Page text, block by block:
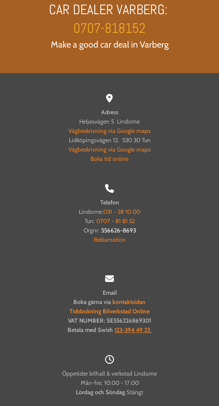
CAR DEALER VARBERG:
0707-818152
Make a good car deal in Varberg

Adress
Heljesvägen 5 Lindome
Vägbeskrivning via Google maps
Lidköpingsvägen 12, 530 30 Tun
Vägbeskrivning via Google maps
Boka tid online

Telefon
Lindome:031 - 28 10 00
Tun: 0707 - 81 81 52
Orgnr: 556626-8693
Reklamation

Email
Boka gärna via kontaktsidan
Tidsbokning Bilverkstad Online
VAT NUMBER: SE556226869301
Betala med Swish 123-394 49 23

Öppetider bilhall & verkstad Lindome
Mån-fre; 10:00 - 17.00
Lördag och Söndag Stängt